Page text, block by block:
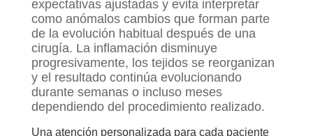
expectativas ajustadas y evita interpretar
como anómalos cambios que forman parte
de la evolución habitual después de una
cirugía. La inflamación disminuye
progresivamente, los tejidos se reorganizan
y el resultado continúa evolucionando
durante semanas o incluso meses
dependiendo del procedimiento realizado.
Una atención personalizada para cada paciente